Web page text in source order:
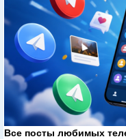
Все посты любимых